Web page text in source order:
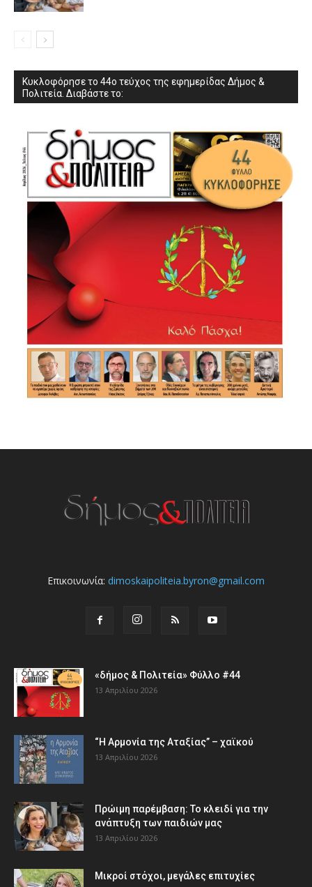
Κυκλοφόρησε το 44ο τεύχος της εφημερίδας Δήμος &
Πολιτεία. Διαβάστε το:
Επικοινωνία: dimoskaipoliteia.byron@gmail.com
«δήμος & Πολιτεία» Φύλλο #44
13 Απριλίου 2026
“Η Αρμονία της Αταξίας” – χαϊκού
13 Απριλίου 2026
Πρώιμη παρέμβαση: Το κλειδί για την
ανάπτυξη των παιδιών µας
13 Απριλίου 2026
Μικροί στόχοι, μεγάλες επιτυχίες